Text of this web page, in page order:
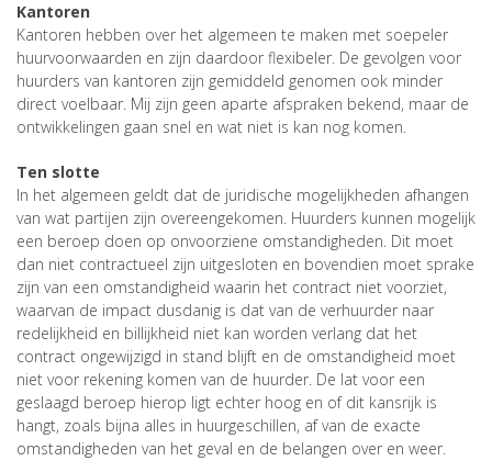
Kantoren
Kantoren hebben over het algemeen te maken met soepeler
huurvoorwaarden en zijn daardoor flexibeler. De gevolgen voor
huurders van kantoren zijn gemiddeld genomen ook minder
direct voelbaar. Mij zijn geen aparte afspraken bekend, maar de
ontwikkelingen gaan snel en wat niet is kan nog komen.
Ten slotte
In het algemeen geldt dat de juridische mogelijkheden afhangen
van wat partijen zijn overeengekomen. Huurders kunnen mogelijk
een beroep doen op onvoorziene omstandigheden. Dit moet
dan niet contractueel zijn uitgesloten en bovendien moet sprake
zijn van een omstandigheid waarin het contract niet voorziet,
waarvan de impact dusdanig is dat van de verhuurder naar
redelijkheid en billijkheid niet kan worden verlang dat het
contract ongewijzigd in stand blijft en de omstandigheid moet
niet voor rekening komen van de huurder. De lat voor een
geslaagd beroep hierop ligt echter hoog en of dit kansrijk is
hangt, zoals bijna alles in huurgeschillen, af van de exacte
omstandigheden van het geval en de belangen over en weer.